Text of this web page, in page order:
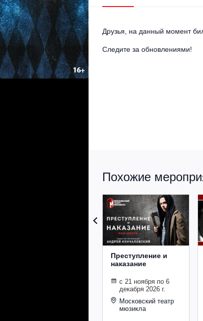
Друзья, на данный момент
Следите за обновлениями!
Похожие
Преступление и
наказание
с 21 ноября по 6
декабря 2026 г.
Московский театр
мюзикла